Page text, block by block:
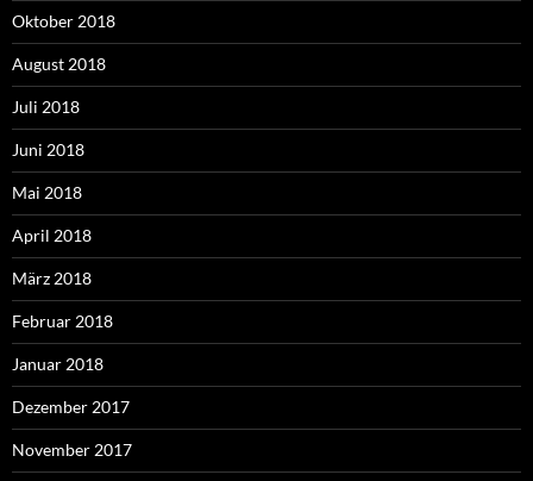
Oktober 2018
August 2018
Juli 2018
Juni 2018
Mai 2018
April 2018
März 2018
Februar 2018
Januar 2018
Dezember 2017
November 2017